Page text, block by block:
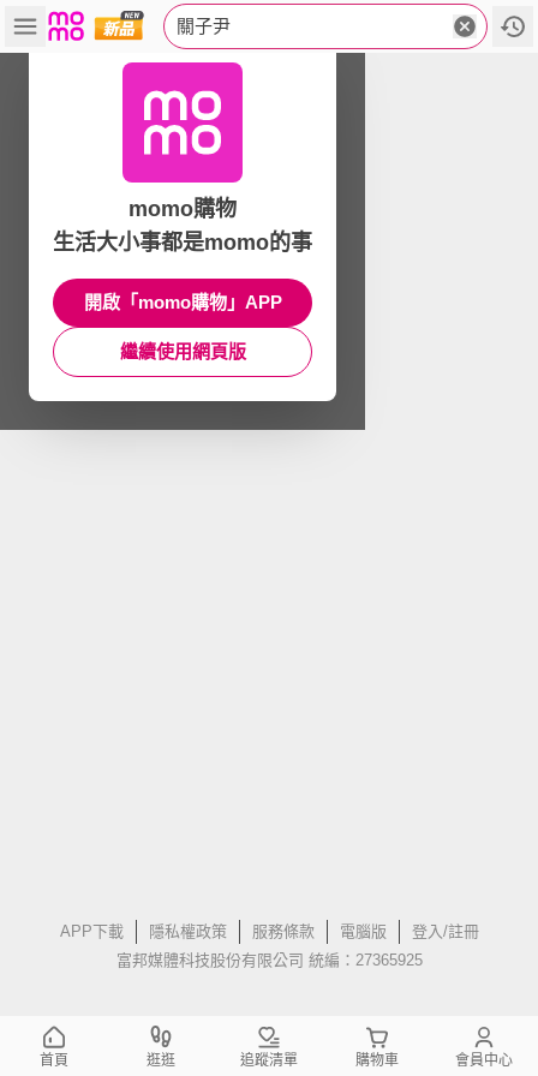
關子尹
APP下載 隱私權政策 服務條款 電腦版
登入/註冊
富邦媒體科技股份有限公司 統編：27365925
momo購物
生活大小事都是momo的事
開啟「momo購物」APP
繼續使用網頁版
首頁 逛逛 追蹤清單 購物車 會員中心